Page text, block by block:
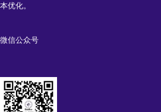
本优化。
微信公众号